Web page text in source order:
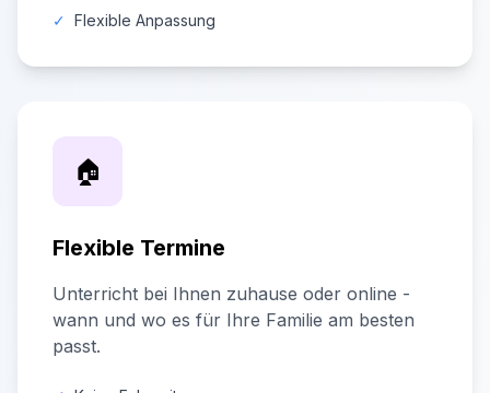
✓ Flexible Anpassung
🏠
Flexible Termine
Unterricht bei Ihnen zuhause oder online -
wann und wo es für Ihre Familie am besten
passt.